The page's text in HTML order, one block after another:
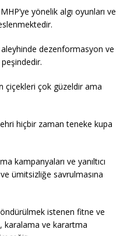
yönelik algı oyunları ve
aleyhinde dezenformasyon ve
peşindedir.
çiçekleri çok güzeldir ama
hiçbir zaman teneke kupa
kampanyaları ve yanıltıcı
ümitsizliğe savrulmasına
istenen fitne ve
karalama ve karartma